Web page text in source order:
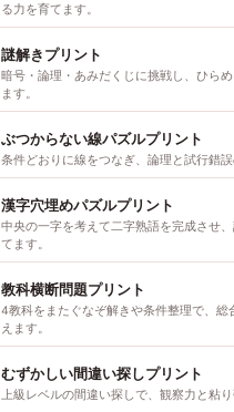
る力を育てます。
謎解きプリント
暗号・論理・あみだくじに挑戦し、ひらめ
ます。
ぶつからない線パズルプリント
条件どおりに線をつなぎ、論理と試行錯誤
漢字穴埋めパズルプリント
中央の一字を考えて二字熟語を完成させ
てます。
教科横断問題プリント
4教科をまたぐなぞ解きや条件整理で、総
えます。
むずかしい間違い探しプリント
上級レベルの間違い探しで、観察力と粘り